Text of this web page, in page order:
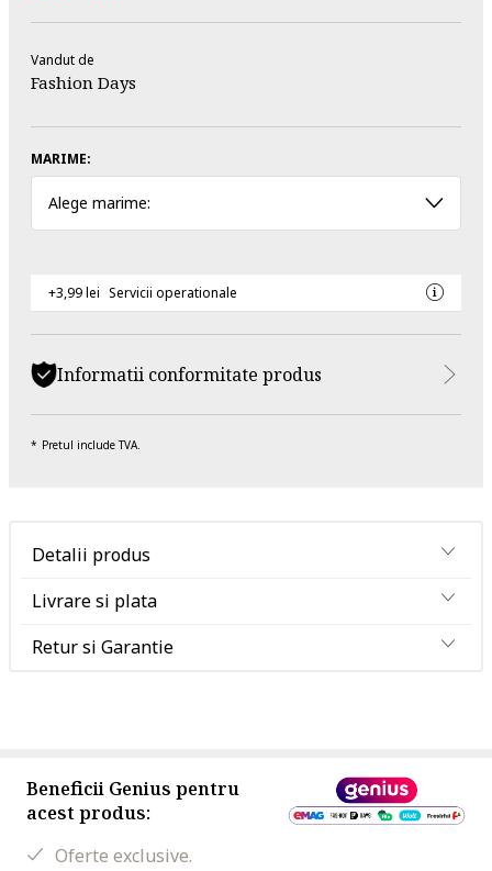
Vandut de
Fashion Days
MARIME:
Alege marime:
+3,99 lei Servicii operationale
Informatii conformitate produs
Pretul include TVA.
Detalii produs
Livrare si plata
Retur si Garantie
Beneficii Genius pentru
acest produs:
Oferte exclusive.